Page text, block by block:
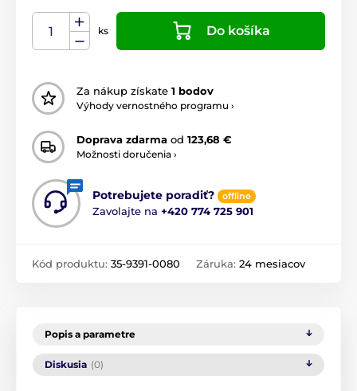
ks Do košíka
Za nákup získate 1 bodov
Výhody vernostného programu ›
Doprava zdarma od 123,68 €
Možnosti doručenia ›
Potrebujete poradiť? offline
Zavolajte na +420 774 725 901
Kód produktu: 35-9391-0080 Záruka: 24 mesiacov
Popis a parametre
Diskusia (0)